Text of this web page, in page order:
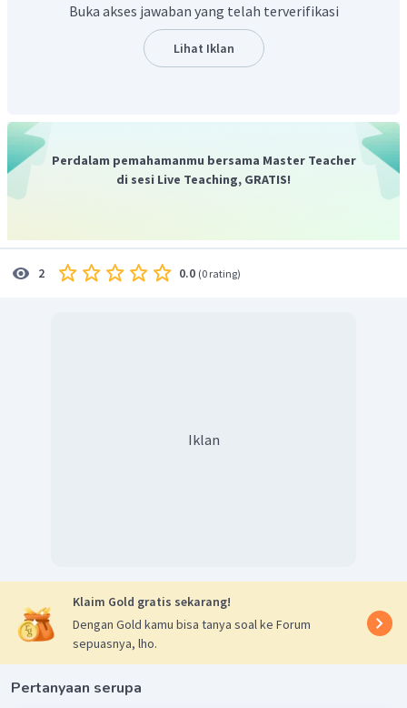
arah kiri menunjukkan barat
Berdasarkan denah di atas, dapat kita ketahui bahwa SD
sepak bola.
Oleh karena itu, jawaban yang benar adalah D.
Buka akses jawaban yang telah terverifikasi
Lihat Iklan
Perdalam pemahamanmu bersama Master Teacher
di sesi Live Teaching, GRATIS!
2 0.0 (0 rating)
Iklan
Klaim Gold gratis sekarang!
Dengan Gold kamu bisa tanya soal ke Forum
sepuasnya, lho.
Pertanyaan serupa